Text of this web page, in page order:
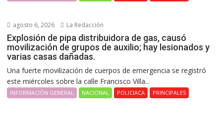
agosto 6, 2026 La Redacción
Explosión de pipa distribuidora de gas, causó
movilización de grupos de auxilio; hay lesionados y
varias casas dañadas.
Una fuerte movilización de cuerpos de emergencia se registró
este miércoles sobre la calle Francisco Villa...
INFORMACIÓN GENERAL NACIONAL POLICIACA PRINCIPALES